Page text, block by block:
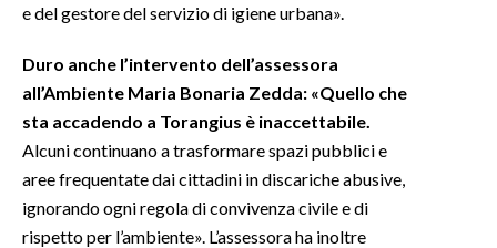
NECROLOGI
SPIAGGE
STORE
e del gestore del servizio di igiene urbana».
Duro anche l’intervento dell’assessora
all’Ambiente Maria Bonaria Zedda: «Quello che
sta accadendo a Torangius è inaccettabile.
Alcuni continuano a trasformare spazi pubblici e
aree frequentate dai cittadini in discariche abusive,
ignorando ogni regola di convivenza civile e di
rispetto per l’ambiente». L’assessora ha inoltre